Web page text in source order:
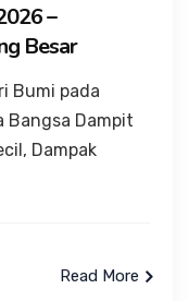
–
Besar
Bumi pada
Bangsa Dampit
Dampak
Read More